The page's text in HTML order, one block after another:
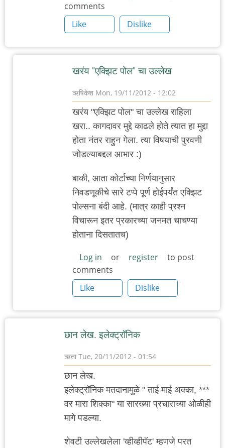
comments
Like
Dislike
खरंय "एक्झिट पोल" चा उल्लेख
ऋषिकेश Mon, 19/11/2012 - 12:02
to
बदलांचा
थोडक्यात
आणि
by
आतिवास
खरंय "एक्झिट पोल" चा उल्लेख राहिला
खरा.. कागदावर मुद्दे काढले होते त्यात हा मुद्दा
होता नंतर राहुन गेला. त्या विषयाची पुरवणी
जोडल्याबद्दल आभार :)
बाकी, आता कोर्टाच्या निर्णयानुसार
निवडणूकीचे सारे टप्पे पूर्ण होईपर्यंत एक्झिट
पोल्सना बंदी आहे. (मात्र काही प्रश्न
विचारून इतर प्रकारच्या जनमत चाचण्या
होताना दिसतातच)
Log in or register
to post
comments
Like
Dislike
छान लेख. इलेक्ट्रॉनिक
ऋता Tue, 20/11/2012 - 01:54
छान लेख.
इलेक्ट्रॉनिक मतदानामुळे " ताई माई अक्का, ***
वर मारा शिक्का" या सारख्या प्रचाराच्या ओळीही
मागे पडल्या.
शेवटी उल्लेखलेला 'व्हीव्हीपॅट' म्हणजे परत